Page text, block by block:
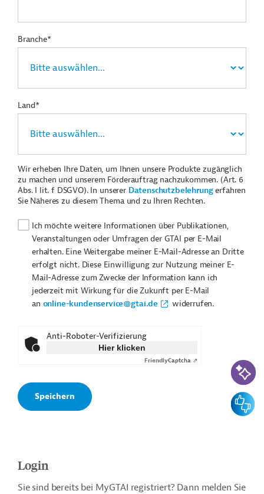
Branche*
Land*
Wir erheben Ihre Daten, um Ihnen unsere Produkte zugänglich
zu machen und unserem Förderauftrag nachzukommen. (Art. 6
Abs. I lit. f DSGVO). In unserer Datenschutzbelehrungerfahren
Sie Näheres zu diesem Thema und zu Ihren Rechten.
Ich möchte weitere Informationen über Publikationen,
Veranstaltungen oder Umfragen der GTAI per E-Mail
erhalten. Eine Weitergabe meiner E-Mail-Adresse an Dritte
erfolgt nicht. Diese Einwilligung zur Nutzung meiner E-
Mail-Adresse zum Zwecke der Information kann ich
jederzeit mit Wirkung für die Zukunft per E-Mail
an online-kundenservice@gtai.de widerrufen.
Anti-Roboter-Verifizierung
Hier klicken
FriendlyCaptcha ⇗
Login
Sie sind bereits bei MyGTAI registriert? Dann melden Sie
KI-